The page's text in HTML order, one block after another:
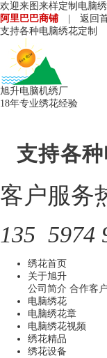
欢迎来图来样定制电脑绣
阿里巴巴商铺
返回
支持各种电脑绣花定制
旭升电脑机绣厂
18年专业绣花经验
支持各
客户服务
135 5974
绣花首页
关于旭升
公司简介 合作客户
电脑绣花
电脑绣花章
电脑绣花视频
绣花精品
绣花设备